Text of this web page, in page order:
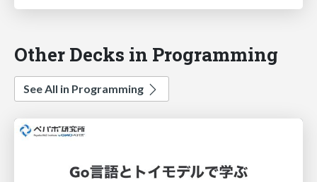
Other Decks in Programming
See All in Programming